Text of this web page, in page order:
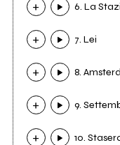
6. La
7. Lei
8.
9.
10.